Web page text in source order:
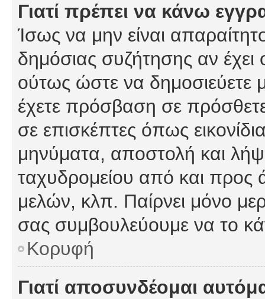
Γιατί πρέπει να κάνω
Ίσως να μην είναι
δημόσιας συζήτησης αν έχει
ούτως ώστε να δημοσιεύετε
έχετε πρόσβαση σε
σε επισκέπτες όπως
μηνύματα, αποστολή και
ταχυδρομείου από και προς
μελών, κλπ. Παίρνει μόνο
σας συμβουλεύουμε να το
Κορυφή
Γιατί αποσυνδέομαι